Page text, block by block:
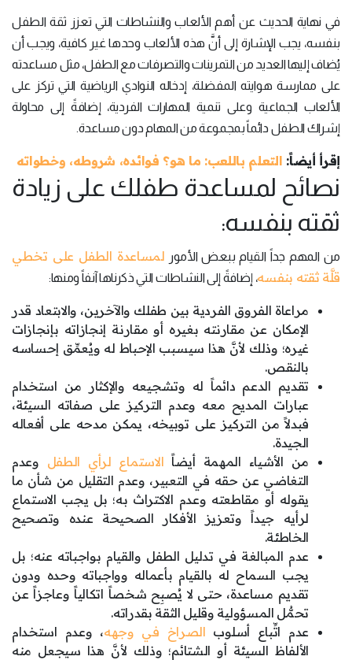
في نهاية الحديث عن أهم الألعاب والنشاطات التي تعزز ثقة الطفل
بنفسه، يجب الإشارة إلى أنَّ هذه الألعاب وحدها غير كافية، ويجب أن
يُضاف إليها العديد من التمرينات والتصرفات مع الطفل، مثل مساعدته
على ممارسة هوايته المفضلة، إدخاله النوادي الرياضية التي تركز على
الألعاب الجماعية وعلى تنمية المهارات الفردية، إضافةً إلى محاولة
إشراك الطفل دائماً بمجموعة من المهام دون مساعدة.
إقرأ أيضاً: التعلم باللعب: ما هو؟ فوائده، شروطه، وخطواته
نصائح لمساعدة طفلك على زيادة
ثقته بنفسه:
من المهم جداً القيام ببعض الأمور لمساعدة الطفل على تخطي
قلَّة ثقته بنفسه، إضافةً إلى النشاطات التي ذكرناها آنفاً ومنها:
مراعاة الفروق الفردية بين طفلك والآخرين، والابتعاد قدر
الإمكان عن مقارنته بغيره أو مقارنة إنجازاته بإنجازات
غيره؛ وذلك لأنَّ هذا سيسبب الإحباط له ويُعمِّق إحساسه
بالنقص.
تقديم الدعم دائماً له وتشجيعه والإكثار من استخدام
عبارات المديح معه وعدم التركيز على صفاته السيئة،
فبدلاً من التركيز على توبيخه، يمكن مدحه على أفعاله
الجيدة.
من الأشياء المهمة أيضاً الاستماع لرأي الطفل وعدم
التغاضي عن حقه في التعبير، وعدم التقليل من شأن ما
يقوله أو مقاطعته وعدم الاكتراث به؛ بل يجب الاستماع
لرأيه جيداً وتعزيز الأفكار الصحيحة عنده وتصحيح
الخاطئة.
عدم المبالغة في تدليل الطفل والقيام بواجباته عنه؛ بل
يجب السماح له بالقيام بأعماله وواجباته وحده ودون
تقديم مساعدة، حتى لا يُصبِح شخصاً اتكالياً وعاجزاً عن
تحمُّل المسؤولية وقليل الثقة بقدراته.
عدم اتِّباع أسلوب الصراخ في وجهه، وعدم استخدام
الألفاظ السيئة أو الشتائم؛ وذلك لأنَّ هذا سيجعل منه